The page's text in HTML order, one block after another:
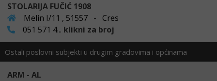
STOLARIJA FUČIĆ 1908
Melin I/11 , 51557 - Cres
051 571 4... klikni za broj
Ostali poslovni subjekti u drugim gradovima i općinama
ARM - AL